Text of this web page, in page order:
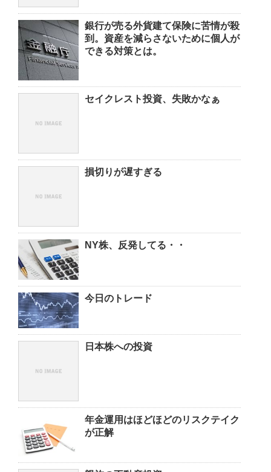
銀行が売る外貨建て保険に苦情が殺
到。資産を減らさないために個人が
できる対策とは。
セイクレスト投資、失敗かなぁ
損切りが遅すぎる
NY株、反発してる・・
今日のトレード
日本株への投資
年金運用はほどほどのリスクテイク
が正解